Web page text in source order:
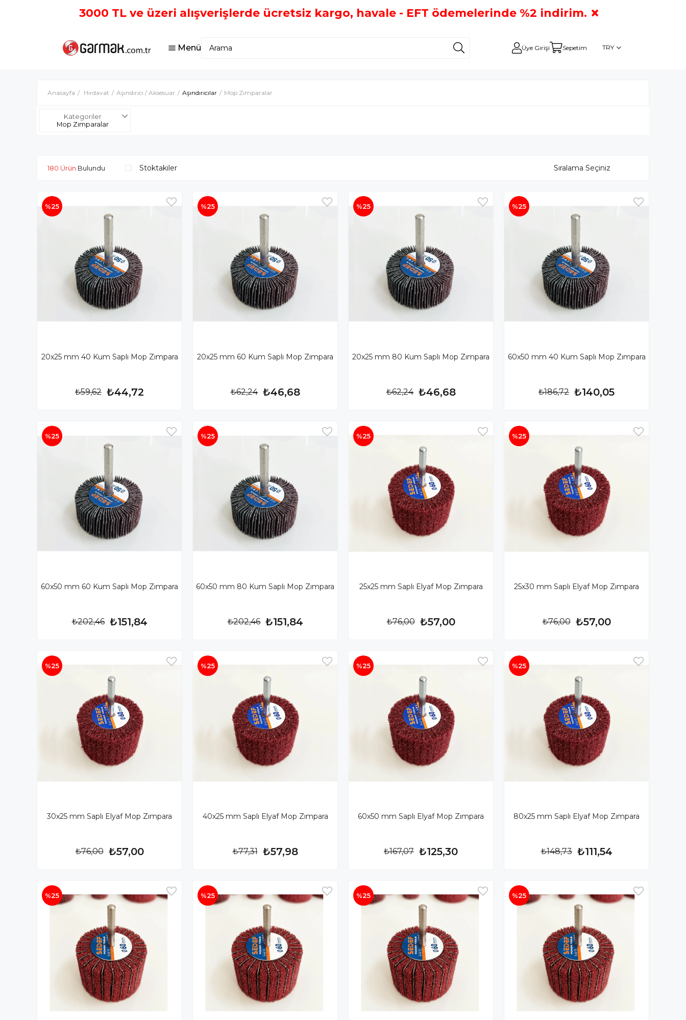
3000 TL ve üzeri alışverişlerde ücretsiz kargo, havale - EFT ödemelerinde %2 indirim. ×
Menü Üye Girişi Sepetim TRY
Anasayfa Hırdavat Aşındırıcı / Aksesuar Aşındırıcılar Mop Zımparalar
Kategoriler
Mop Zımparalar
Stoktakiler
180 Ürün
20x25 mm 40 Kum Saplı Mop Zımpara
₺44,72
₺59,62
%25
20x25 mm 60 Kum Saplı Mop Zımpara
₺46,68
₺62,24
%25
20x25 mm 80 Kum Saplı Mop Zımpara
₺46,68
₺62,24
%25
60x50 mm 40 Kum Saplı Mop Zımpara
₺140,05
₺186,72
%25
60x50 mm 60 Kum Saplı Mop Zımpara
₺151,84
₺202,46
%25
60x50 mm 80 Kum Saplı Mop Zımpara
₺151,84
₺202,46
%25
25x25 mm Saplı Elyaf Mop Zımpara
₺57,00
₺76,00
%25
25x30 mm Saplı Elyaf Mop Zımpara
₺57,00
₺76,00
%25
30x25 mm Saplı Elyaf Mop Zımpara
₺57,00
₺76,00
%25
40x25 mm Saplı Elyaf Mop Zımpara
₺57,98
₺77,31
%25
60x50 mm Saplı Elyaf Mop Zımpara
₺125,30
₺167,07
%25
80x25 mm Saplı Elyaf Mop Zımpara
₺111,54
₺148,73
%25
%25 %25 %25 %25